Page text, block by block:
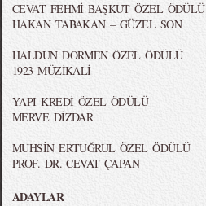
CEVAT FEHMİ BAŞKUT ÖZEL ÖDÜLÜ
HAKAN TABAKAN – GÜZEL SON
HALDUN DORMEN ÖZEL ÖDÜLÜ
1923 MÜZİKALİ
YAPI KREDİ ÖZEL ÖDÜLÜ
MERVE DİZDAR
MUHSİN ERTUĞRUL ÖZEL ÖDÜLÜ
PROF. DR. CEVAT ÇAPAN
ADAYLAR